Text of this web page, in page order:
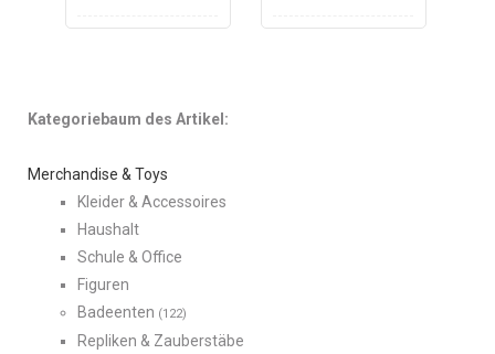
Kategoriebaum des Artikel:
Merchandise & Toys
Kleider & Accessoires
Haushalt
Schule & Office
Figuren
Badeenten (122)
Repliken & Zauberstäbe